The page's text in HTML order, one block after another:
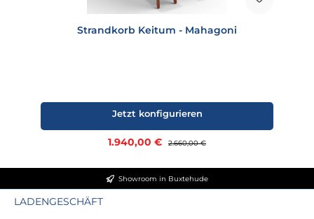
Strandkorb Keitum - Mahagoni
Verkaufspreis:
1.940,00 € Regulärer Preis:
2.660,00 €
Jetzt konfigurieren
Showroom in Buxtehude
LADENGESCHÄFT